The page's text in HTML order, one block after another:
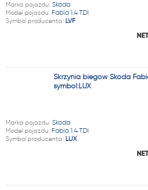
Marka pojazdu: Skoda
Model pojazdu: Fabia 1.4 TDI
Symbol producenta: LVF
Skrzynia biegów Skoda
symbol:LUX
Marka pojazdu: Skoda
Model pojazdu: Fabia 1.4 TDI
Symbol producenta: LUX